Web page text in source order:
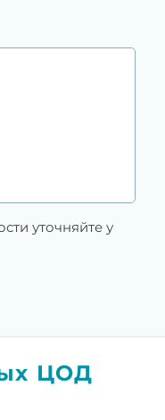
уточняйте у
ЦОД